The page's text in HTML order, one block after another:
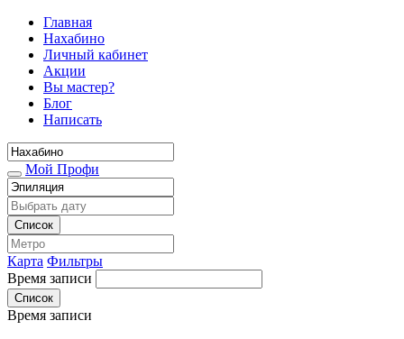
Главная
Нахабино
Личный кабинет
Акции
Вы мастер?
Блог
Написать
Мой Профи
Список
Карта Фильтры
Время записи
Список
Время записи